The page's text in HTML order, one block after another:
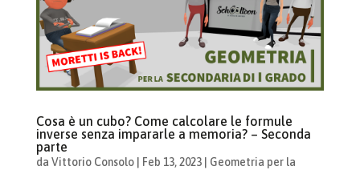
Cosa è un cubo? Come calcolare le formule
inverse senza impararle a memoria? – Seconda
parte
da Vittorio Consolo| Feb 13, 2023| Geometria per la